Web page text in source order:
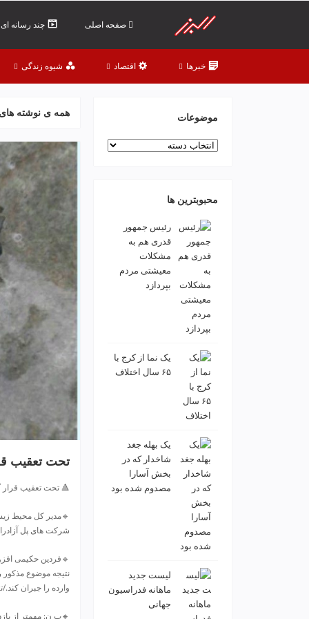
ن
صفحه اصلی چند رسانه ای
خبرها اقتصاد شیوه زندگی
همه ی نوشته
تحت تعقیب
🔺 تحت تعقیب قرار
🔹مدیر کل محیط
شرکت های پل
🔹فردین حکیمی
نتیجه موضوع مذکور
وارده را جبران کند./
موضوعات
موضوعات
محبوبترین ها
رئیس جمهور
قدری هم به
مشکلات
معیشتی مردم
بپردازد
یک نما از کرج با
۶۵ سال اختلاف
یک بهله جغد
شاخدار که در
بخش آسارا
مصدوم شده بود
لیست جدید
ماهانه فدراسیون
جهانی